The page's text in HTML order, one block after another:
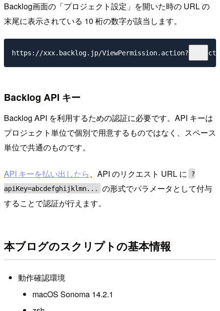
Backlog画面の「プロジェクト設定」を開いた時の URL の
末尾に表示されている 10 桁の数字が該当します。
Backlog API キー
Backlog API を利用するための認証に必要です。API キーは
プロジェクト単位で個別で用意するものではなく、スペース
単位で共通のものです。
API キーを払い出したら、API のリクエスト URL に
?
apiKey=abcdefghijklmn...
の形式でパラメータとして付与
することで認証が行えます。
本ブログのスクリプトの基本情報
動作確認環境
macOS Sonoma 14.2.1